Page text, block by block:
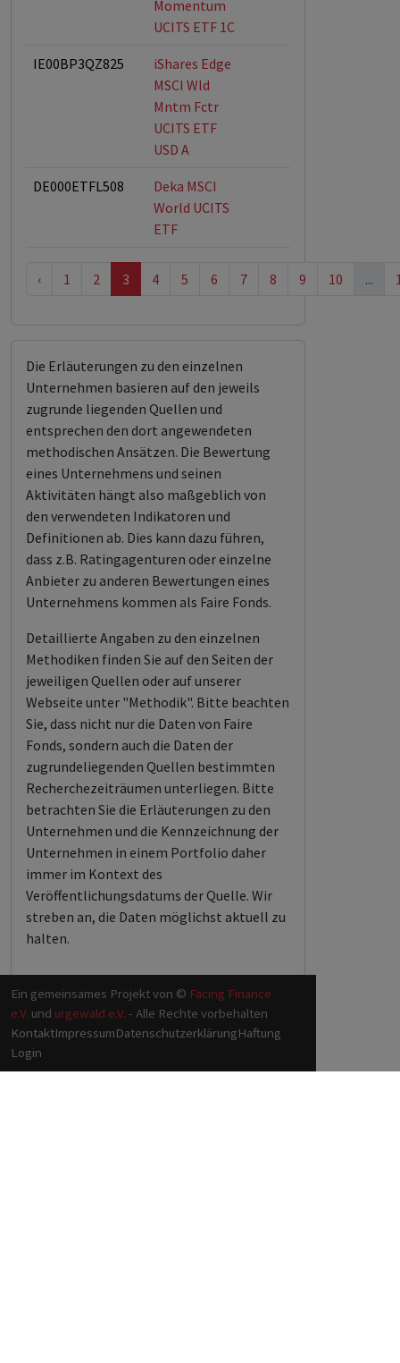
Momentum
UCITS ETF 1C
IE00BP3QZ825
iShares Edge
MSCI Wld
Mntm Fctr
UCITS ETF
USD A
DE000ETFL508
Deka MSCI
World UCITS
ETF
‹ 1 2 3 4 5 6 7 8 9 10 ...
Die Erläuterungen zu den einzelnen
Unternehmen basieren auf den jeweils
zugrunde liegenden Quellen und
entsprechen den dort angewendeten
methodischen Ansätzen. Die Bewertung
eines Unternehmens und seinen
Aktivitäten hängt also maßgeblich von
den verwendeten Indikatoren und
Definitionen ab. Dies kann dazu führen,
dass z.B. Ratingagenturen oder einzelne
Anbieter zu anderen Bewertungen eines
Unternehmens kommen als Faire Fonds.
Detaillierte Angaben zu den einzelnen
Methodiken finden Sie auf den Seiten der
jeweiligen Quellen oder auf unserer
Webseite unter "Methodik". Bitte beachten
Sie, dass nicht nur die Daten von Faire
Fonds, sondern auch die Daten der
zugrundeliegenden Quellen bestimmten
Recherchezeiträumen unterliegen. Bitte
betrachten Sie die Erläuterungen zu den
Unternehmen und die Kennzeichnung der
Unternehmen in einem Portfolio daher
immer im Kontext des
Veröffentlichungsdatums der Quelle. Wir
streben an, die Daten möglichst aktuell zu
halten.
Ein gemeinsames Projekt von © Facing Finance
e.V. und urgewald e.V. - Alle Rechte vorbehalten
KontaktImpressumDatenschutzerklärungHaftung
Login